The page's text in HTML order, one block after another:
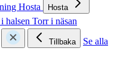
Hosta Hosta
halsen Torr i näsan
Tillbaka
Se alla